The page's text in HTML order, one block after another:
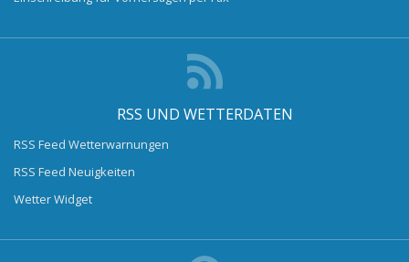
RSS UND WETTERDATEN
RSS Feed Wetterwarnungen
RSS Feed Neuigkeiten
Wetter Widget